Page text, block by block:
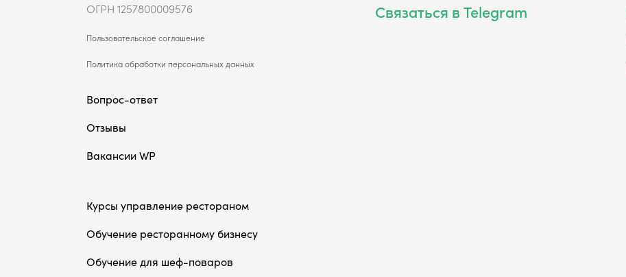
ОГРН 1257800009576
Пользовательское соглашение
Политика обработки персональных данных
Вопрос-ответ
Отзывы
Вакансии WP
Связаться в Telegram
Курсы управление рестораном
Обучение ресторанному бизнесу
Обучение для шеф-поваров